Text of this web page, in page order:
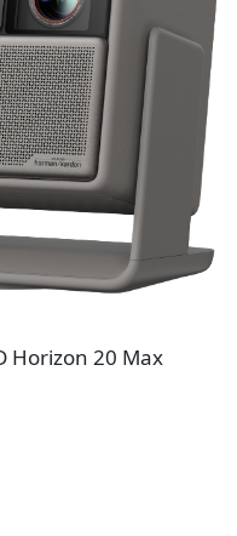
Horizon 20 Max